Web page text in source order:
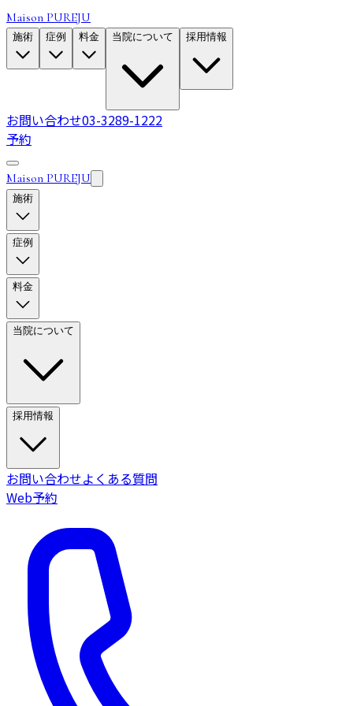
Maison PUREJU
施術 症例 料金 当院について 採用情報
お問い合わせ03-3289-1222
予約
Maison PUREJU
施術
症例
料金
当院について
採用情報
お問い合わせよくある質問
Web予約